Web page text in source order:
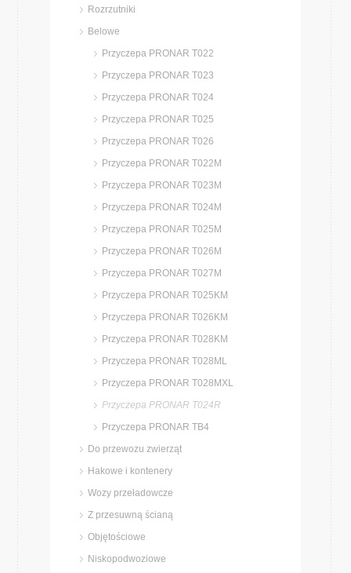
Rozrzutniki
Belowe
Przyczepa PRONAR T022
Przyczepa PRONAR T023
Przyczepa PRONAR T024
Przyczepa PRONAR T025
Przyczepa PRONAR T026
Przyczepa PRONAR T022M
Przyczepa PRONAR T023M
Przyczepa PRONAR T024M
Przyczepa PRONAR T025M
Przyczepa PRONAR T026M
Przyczepa PRONAR T027M
Przyczepa PRONAR T025KM
Przyczepa PRONAR T026KM
Przyczepa PRONAR T028KM
Przyczepa PRONAR T028ML
Przyczepa PRONAR T028MXL
Przyczepa PRONAR T024R
Przyczepa PRONAR TB4
Do przewozu zwierząt
Hakowe i kontenery
Wozy przeładowcze
Z przesuwną ścianą
Objętościowe
Niskopodwoziowe